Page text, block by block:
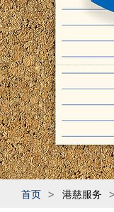
首页 港慈服务